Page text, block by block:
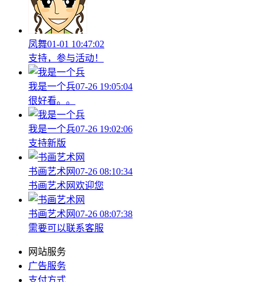
凤舞01-01 10:47:02
支持，参与活动！
我是一个兵07-26 19:05:04
很好看。。
我是一个兵07-26 19:02:06
支持新版
书画艺术网07-26 08:10:34
书画艺术网欢迎您
书画艺术网07-26 08:07:38
需要可以联系客服
网站服务
广告服务
支付方式